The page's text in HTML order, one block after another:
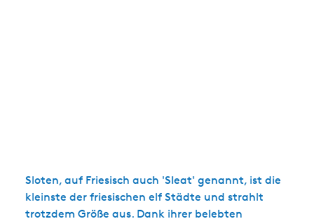
Sloten, auf Friesisch auch 'Sleat' genannt, ist die
kleinste der friesischen elf Städte und strahlt
trotzdem Größe aus. Dank ihrer belebten